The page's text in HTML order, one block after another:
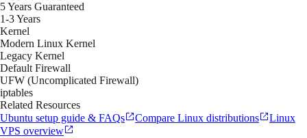
5 Years Guaranteed
1-3 Years
Kernel
Modern Linux Kernel
Legacy Kernel
Default Firewall
UFW (Uncomplicated Firewall)
iptables
Related Resources
Ubuntu setup guide & FAQs
Compare Linux distributions
Linux
VPS overview